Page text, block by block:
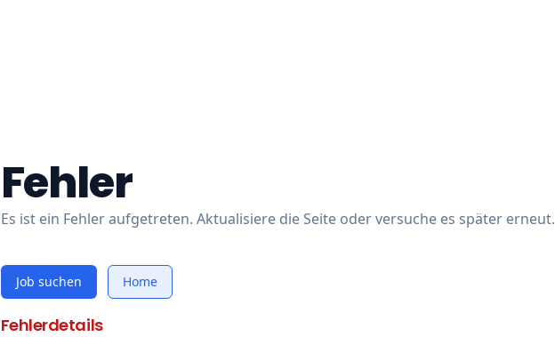
Fehler
Es ist ein Fehler aufgetreten. Aktualisiere die Seite oder versuche es später erneut.
Job suchen Home
Fehlerdetails